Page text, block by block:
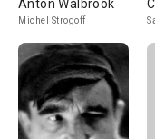
Anton Walbrook
Michel Strogoff